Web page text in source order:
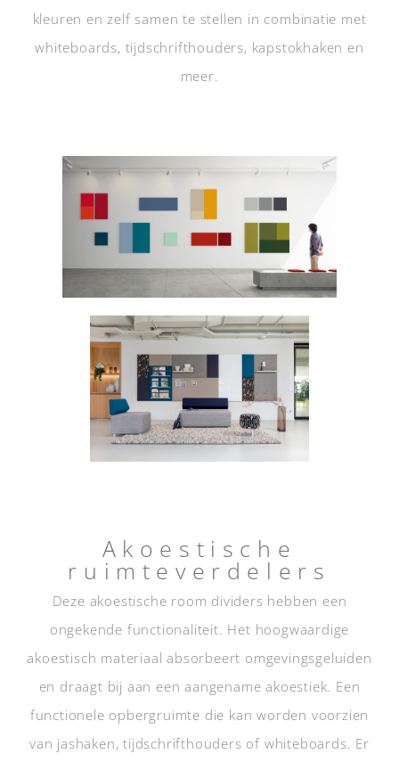
kleuren en zelf samen te stellen in combinatie met
whiteboards, tijdschrifthouders, kapstokhaken en
meer.
Akoestische
ruimteverdelers
Deze akoestische room dividers hebben een
ongekende functionaliteit. Het hoogwaardige
akoestisch materiaal absorbeert omgevingsgeluiden
en draagt bij aan een aangename akoestiek. Een
functionele opbergruimte die kan worden voorzien
van jashaken, tijdschrifthouders of whiteboards. Er